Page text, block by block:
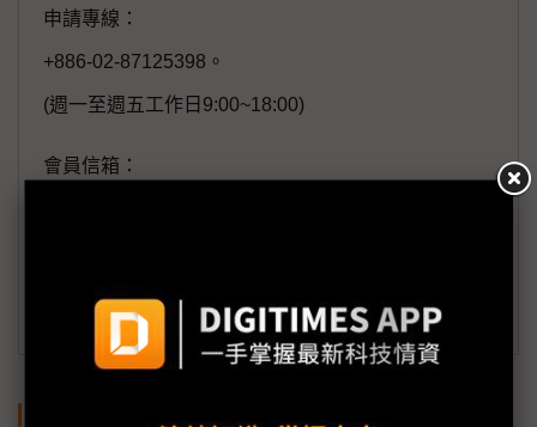
申請專線：
+886-02-87125398。
(週一至週五工作日9:00~18:00)
會員信箱：
訂閱DIGITIMES 行動版